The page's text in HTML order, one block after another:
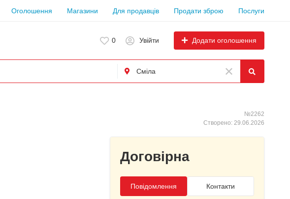
Оголошення Магазини Для продавців Продати зброю Послуги
0 Увійти Додати оголошення
№2262
Створено: 29.06.2026
Договірна
Повідомлення Контакти